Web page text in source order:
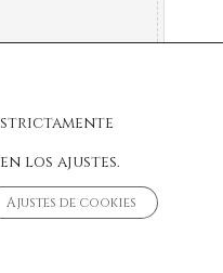
los ajustes.
Ajustes de cookies